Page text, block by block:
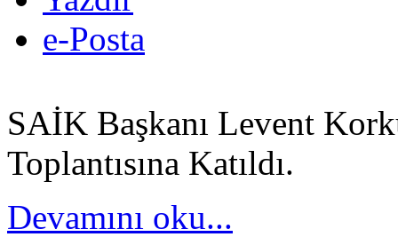
e-Posta
SAİK Başkanı Levent
Toplantısına Katıldı.
Devamını oku...